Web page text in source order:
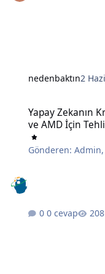
nedenbaktın2
Yapay Zekanın
ve AMD İçin
Gönderen:Admin,
0 cevap